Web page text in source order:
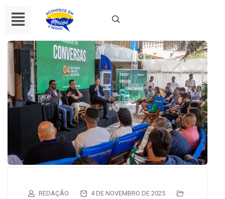
REDAÇÃO
4 DE NOVEMBRO DE 2025